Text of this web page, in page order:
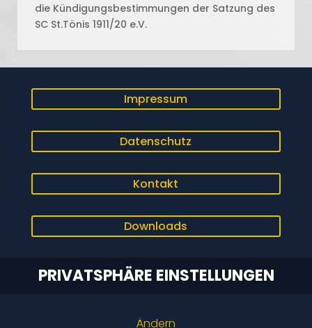
die Kündigungsbestimmungen der Satzung des
SC St.Tönis 1911/20 e.V.
Impressum
Datenschutz
Kontakt
Downloads
PRIVATSPHÄRE EINSTELLUNGEN
Ändern